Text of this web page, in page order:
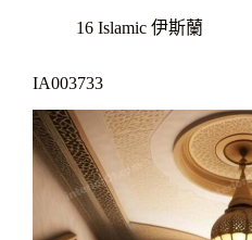
16 Islamic 伊斯蘭
IA003733